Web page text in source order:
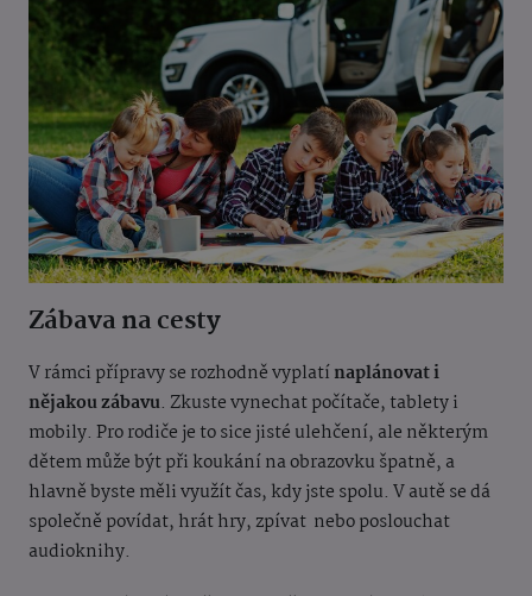
Zábava na cesty
V rámci přípravy se rozhodně vyplatínaplánovat i
nějakou zábavu. Zkuste vynechat počítače, tablety i
mobily. Pro rodiče je to sice jisté ulehčení, ale některým
dětem může být při koukání na obrazovku špatně, a
hlavně byste měli využít čas, kdy jste spolu. V autě se dá
společně povídat, hrát hry, zpívat nebo poslouchat
audioknihy.